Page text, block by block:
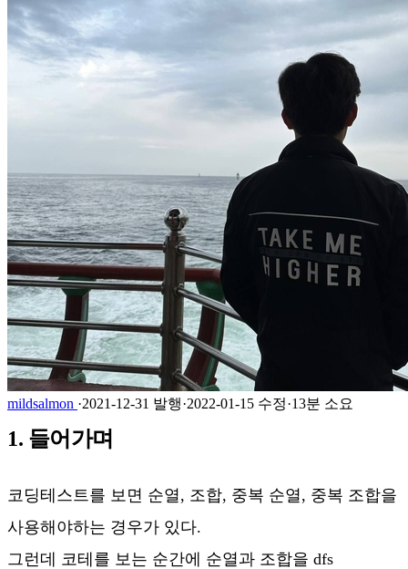
mildsalmon ·2021-12-31 발행·2022-01-15 수정·13분 소요
1. 들어가며
코딩테스트를 보면 순열, 조합, 중복 순열, 중복 조합을
사용해야하는 경우가 있다.
그런데 코테를 보는 순간에 순열과 조합을 dfs